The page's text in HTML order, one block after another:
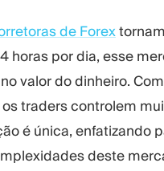
de Forex
horas por dia, esse
valor do dinheiro.
traders controlem
é única, enfatizando
deste